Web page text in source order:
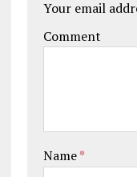
Your email
Comment
Name*